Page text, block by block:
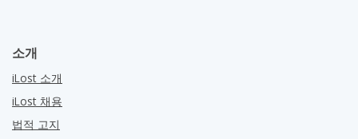
소개
iLost 소개
iLost 채용
법적 고지